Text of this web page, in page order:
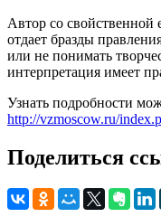
Автор со свойственной
отдает бразды
или не понимать
интерпретация имеет
Узнать подробности
http://vzmoscow.ru/
Поделиться